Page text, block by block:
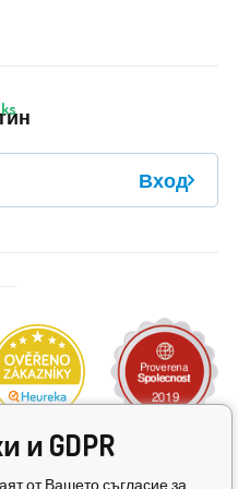
ks
Вход
и GDPR
от Вашето съгласие за